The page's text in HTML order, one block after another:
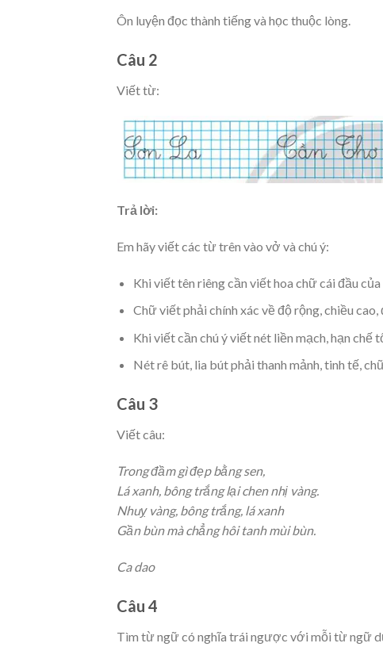
Ôn luyện đọc thành tiếng và học thuộc lòng.
Câu 2
Viết từ:
Trả lời:
Em hãy viết các từ trên vào vở và chú ý:
Khi viết tên riêng cần viết hoa chữ cái đầu
Chữ viết phải chính xác về độ rộng, chiều
Khi viết cần chú ý viết nét liền mạch, hạn chế
Nét rê bút, lia bút phải thanh mảnh, tinh tế,
Câu 3
Viết câu:
Trong đầm gì đẹp bằng sen,
Lá xanh, bông trắng lại chen nhị vàng.
Nhuỵ vàng, bông trắng, lá xanh
Gần bùn mà chẳng hôi tanh mùi bùn.
Ca dao
Câu 4
Tìm từ ngữ có nghĩa trái ngược với mỗi từ ngữ